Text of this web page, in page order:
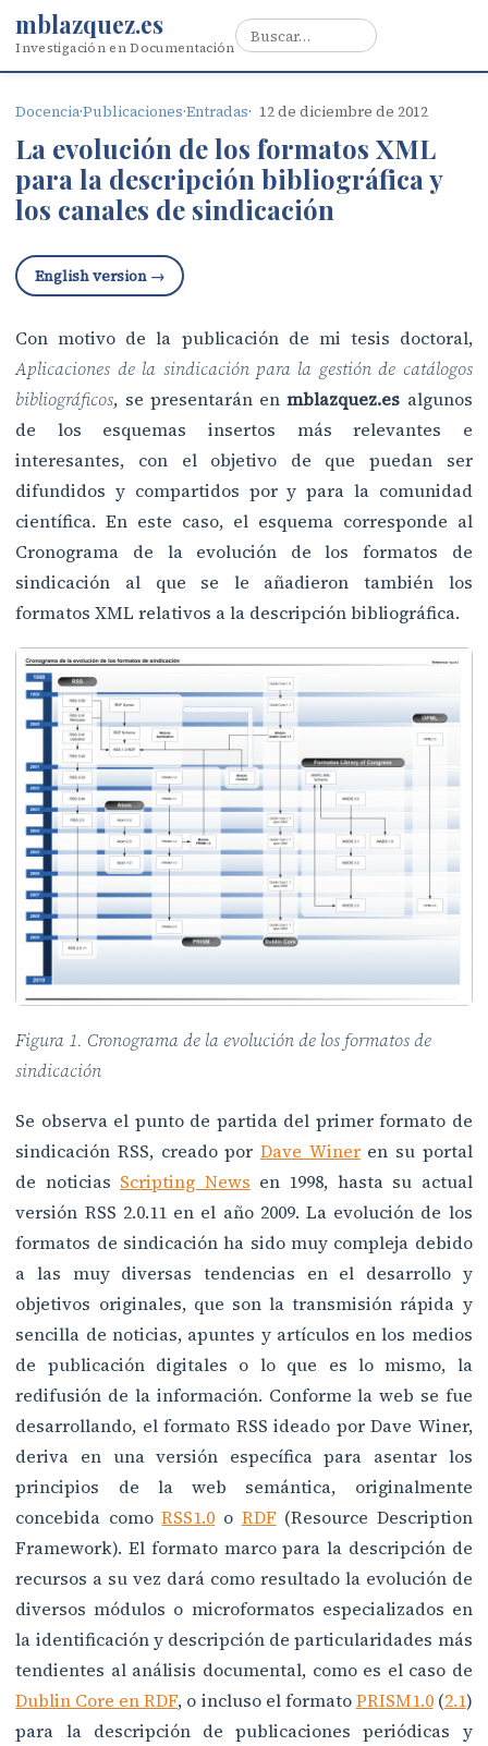
mblazquez.es
Investigación en Documentación
Docencia·Publicaciones·Entradas 12 de diciembre de 2012
La evolución de los formatos XML
para la descripción bibliográfica y
los canales de sindicación
English version →
Con motivo de la publicación de mi tesis doctoral,
Aplicaciones de la sindicación para la gestión de catálogos
bibliográficos, se presentarán enmblazquez.es algunos
de los esquemas insertos más relevantes e
interesantes, con el objetivo de que puedan ser
difundidos y compartidos por y para la comunidad
científica. En este caso, el esquema corresponde al
Cronograma de la evolución de los formatos de
sindicación al que se le añadieron también los
formatos XML relativos a la descripción bibliográfica.
Figura 1. Cronograma de la evolución de los formatos de
sindicación
Se observa el punto de partida del primer formato de
sindicación RSS, creado por Dave Wineren su portal
de noticias Scripting News en 1998, hasta su actual
versión RSS 2.0.11 en el año 2009. La evolución de los
formatos de sindicación ha sido muy compleja debido
a las muy diversas tendencias en el desarrollo y
objetivos originales, que son la transmisión rápida y
sencilla de noticias, apuntes y artículos en los medios
de publicación digitales o lo que es lo mismo, la
redifusión de la información. Conforme la web se fue
desarrollando, el formato RSS ideado por Dave Winer,
deriva en una versión específica para asentar los
principios de la web semántica, originalmente
concebida comoRSS1.0 o RDF (Resource Description
Framework). El formato marco para la descripción de
recursos a su vez dará como resultado la evolución de
diversos módulos o microformatos especializados en
la identificación y descripción de particularidades más
tendientes al análisis documental, como es el caso de
Dublin Core en RDF, o incluso el formatoPRISM1.0(2.1)
para la descripción de publicaciones periódicas y